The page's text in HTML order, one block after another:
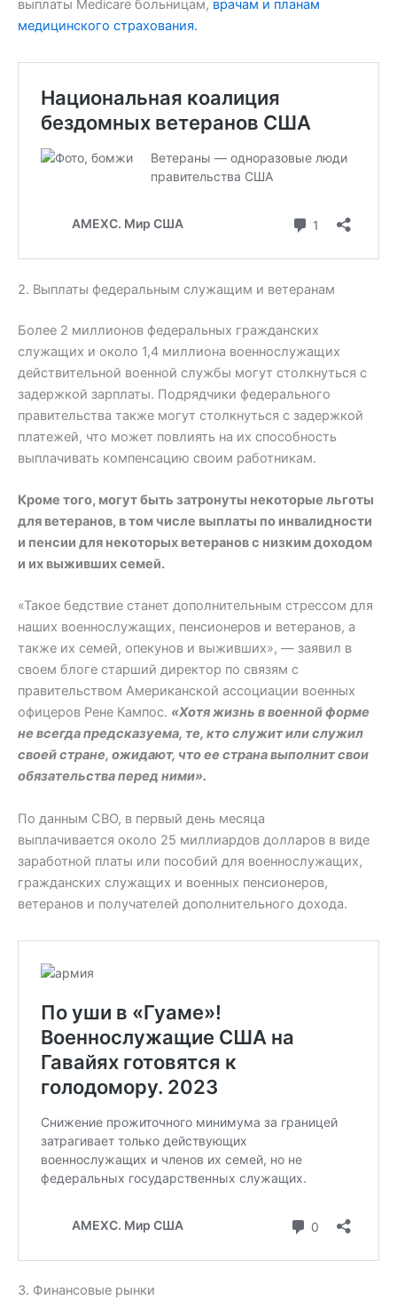
выплаты Medicare больницам, врачам и планам
медицинского страхования.
2. Выплаты федеральным служащим и ветеранам
Более 2 миллионов федеральных гражданских
служащих и около 1,4 миллиона военнослужащих
действительной военной службы могут столкнуться с
задержкой зарплаты. Подрядчики федерального
правительства также могут столкнуться с задержкой
платежей, что может повлиять на их способность
выплачивать компенсацию своим работникам.
Кроме того, могут быть затронуты некоторые льготы
для ветеранов, в том числе выплаты по инвалидности
и пенсии для некоторых ветеранов с низким доходом
и их выживших семей.
«Такое бедствие станет дополнительным стрессом для
наших военнослужащих, пенсионеров и ветеранов, а
также их семей, опекунов и выживших», — заявил в
своем блоге старший директор по связям с
правительством Американской ассоциации военных
офицеров Рене Кампос. «Хотя жизнь в военной форме
не всегда предсказуема, те, кто служит или служил
своей стране, ожидают, что ее страна выполнит свои
обязательства перед ними».
По данным CBO, в первый день месяца
выплачивается около 25 миллиардов долларов в виде
заработной платы или пособий для военнослужащих,
гражданских служащих и военных пенсионеров,
ветеранов и получателей дополнительного дохода.
3. Финансовые рынки